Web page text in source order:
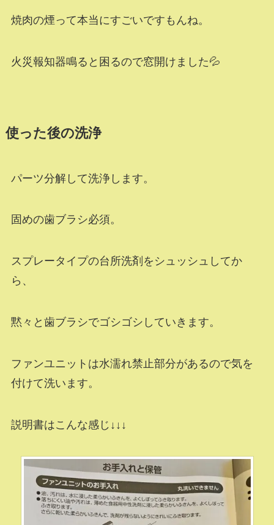
焼肉の煙って本当にすごいですもんね。
火災報知器鳴ると困るので窓開けました💦
使った後の洗浄
パーツ分解して洗浄します。
固めの歯ブラシ必須。
スプレータイプの台所洗剤をシュッシュしてか
ら、
黙々と歯ブラシでゴシゴシしていきます。
ファンユニットは水濡れ禁止部分があるので気を
付けて洗います。
説明書はこんな感じ↓↓↓